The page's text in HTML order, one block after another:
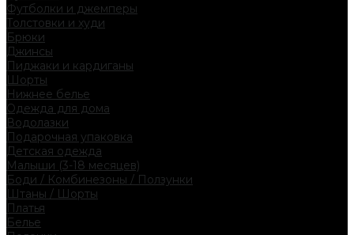
Футболки и джемперы
Толстовки и худи
Брюки
Джинсы
Пиджаки и кардиганы
Шорты
Нижнее белье
Одежда для дома
Водолазки
Подарочная упаковка
Детская одежда
Малыши (3-18 месяцев)
Боди / Комбинезоны / Ползунки
Штаны / Шорты
Платья
Белье